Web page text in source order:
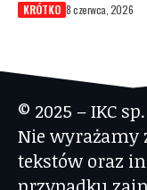
KRÓTKO 8 czerwca, 2026
© 2025 – IKC
Nie wyrażamy
tekstów oraz